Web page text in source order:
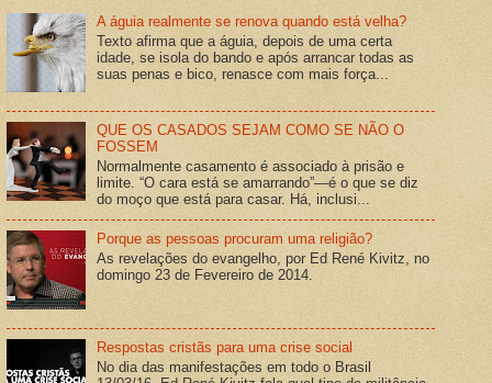
A águia realmente se renova quando está velha?
Texto afirma que a águia, depois de uma certa
idade, se isola do bando e após arrancar todas as
suas penas e bico, renasce com mais força...
QUE OS CASADOS SEJAM COMO SE NÃO O
FOSSEM
Normalmente casamento é associado à prisão e
limite. “O cara está se amarrando”—é o que se diz
do moço que está para casar. Há, inclusi...
Porque as pessoas procuram uma religião?
As revelações do evangelho, por Ed René Kivitz, no
domingo 23 de Fevereiro de 2014.
Respostas cristãs para uma crise social
No dia das manifestações em todo o Brasil